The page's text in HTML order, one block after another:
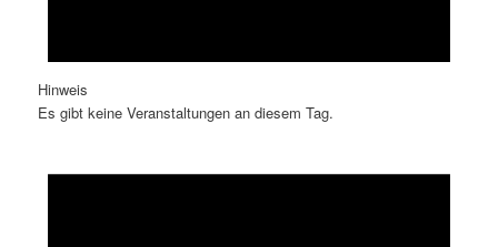
Hinweis
Es gibt keine Veranstaltungen an diesem Tag.